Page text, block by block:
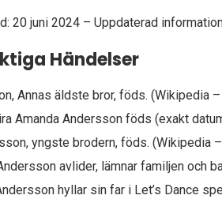
20 juni 2024 – Uppdaterad
Händelser
Annas äldste bror, föds. (Wikipedia
Amanda Andersson föds (exakt
yngste brodern, föds. (Wikipedia
avlider, lämnar familjen och
hyllar sin far i Let’s Dance